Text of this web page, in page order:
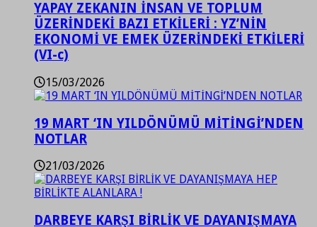
YAPAY ZEKANIN İNSAN VE TOPLUM
ÜZERİNDEKİ BAZI ETKİLERİ : YZ’NİN
EKONOMİ VE EMEK ÜZERİNDEKİ ETKİLERİ
(VI-c)
15/03/2026
19 MART ‘IN YILDÖNÜMÜ MİTİNGİ’NDEN
NOTLAR
21/03/2026
DARBEYE KARŞI BİRLİK VE DAYANIŞMAYA